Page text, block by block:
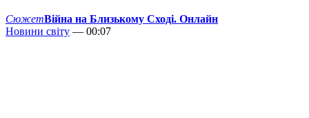
СюжетВійна на Близькому Сході. Онлайн
Новини світу — 00:07